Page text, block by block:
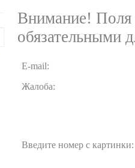
Внимание! Поля
обязательными
E-mail:
Жалоба:
Введите номер с картинки: